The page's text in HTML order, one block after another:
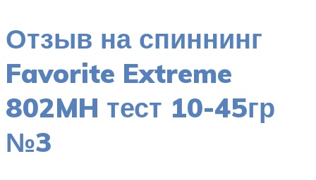
Отзыв на спиннинг
Favorite Extreme
802MH тест 10-45гр
№3